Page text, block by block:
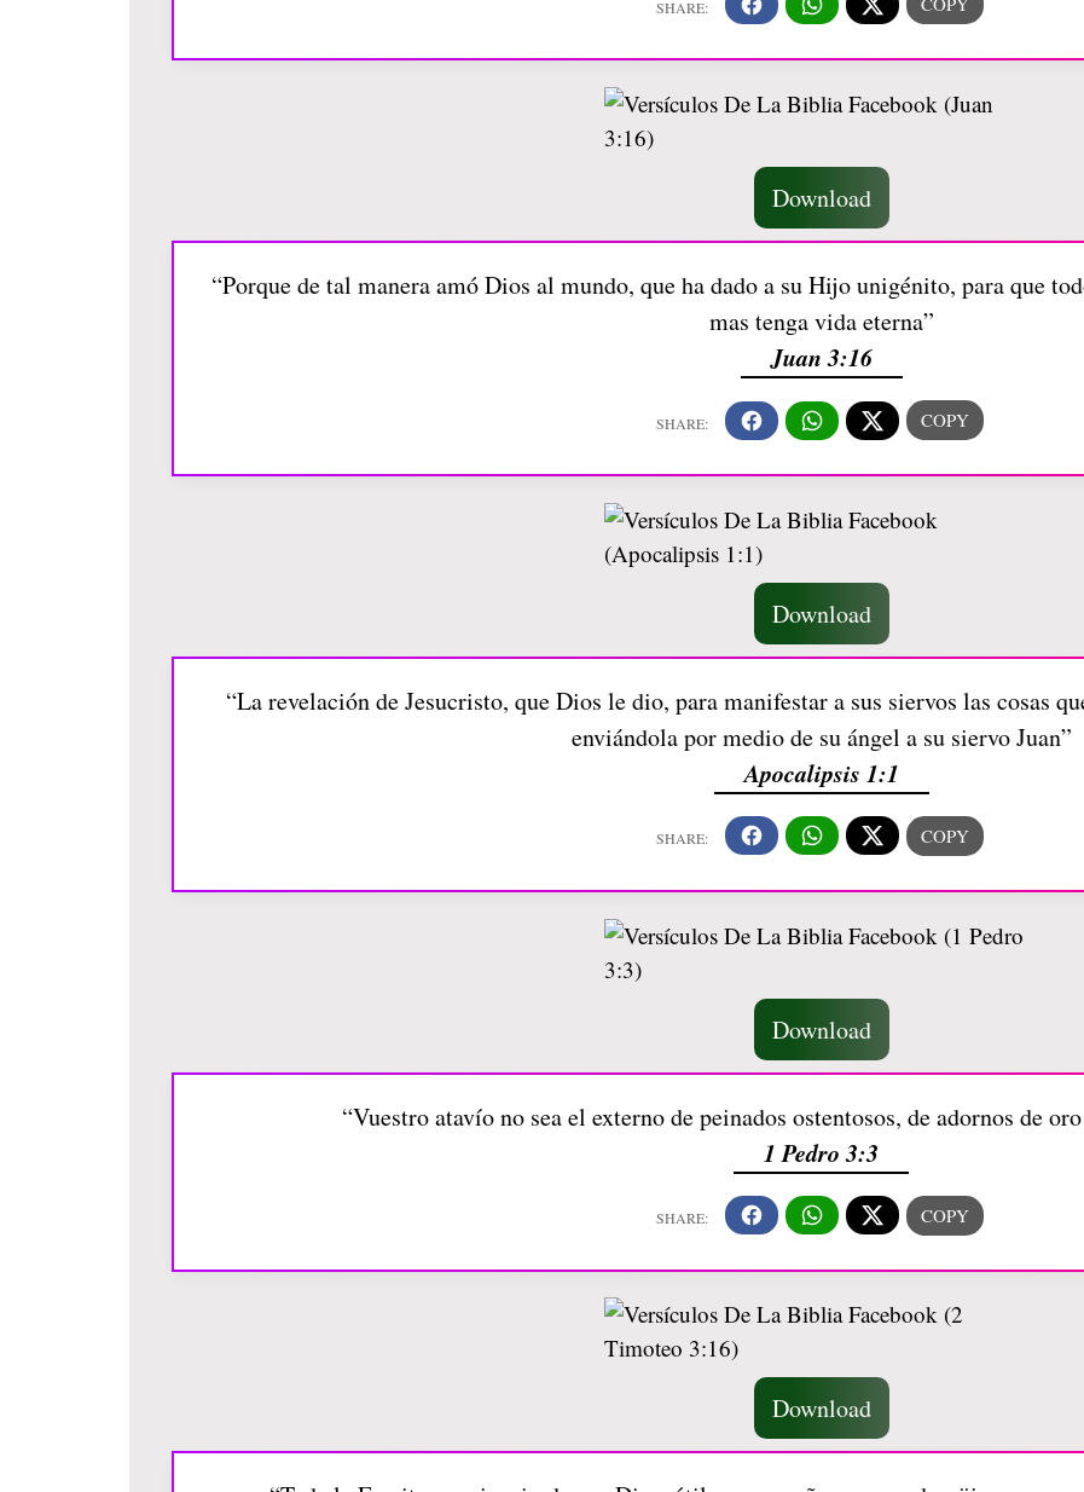
Download
“Porque de tal manera amó Dios al mundo, que ha dado a su Hijo unigénito, para que
mas tenga vida eterna”
Juan 3:16
Download
“La revelación de Jesucristo, que Dios le dio, para manifestar a sus siervos las cosas
enviándola por medio de su ángel a su siervo Juan”
Apocalipsis 1:1
Download
“Vuestro atavío no sea el externo de peinados ostentosos, de adornos de
1 Pedro 3:3
Download